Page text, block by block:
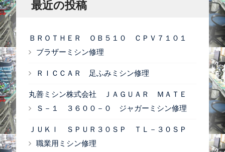
最近の投稿
ＢＲＯＴＨＥＲ ＯＢ５１０ ＣＰＶ７１０１
ブラザーミシン修理
ＲＩＣＣＡＲ 足ふみミシン修理
丸善ミシン株式会社 ＪＡＧＵＡＲ ＭＡＴＥ
Ｓ－１ ３６００－０ ジャガーミシン修理
ＪＵＫＩ ＳＰＵＲ３０ＳＰ ＴＬ－３０ＳＰ
職業用ミシン修理